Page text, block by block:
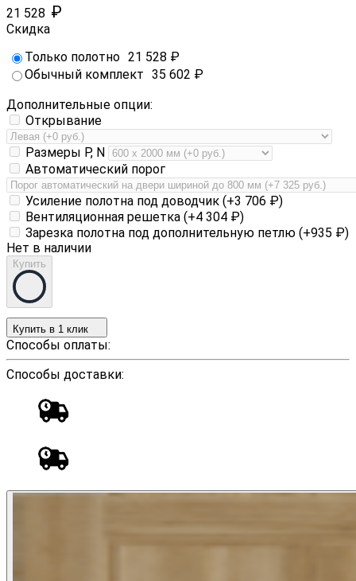
21 528 ₽
Скидка
Только полотно 21 528 ₽
Обычный комплект 35 602 ₽
Дополнительные опции:
Открывание
Размеры P, N
Автоматический порог
Усиление полотна под доводчик (+3 706 ₽)
Вентиляционная решетка (+4 304 ₽)
Зарезка полотна под дополнительную петлю (+935 ₽)
Нет в наличии
Купить
Купить в 1 клик
Способы оплаты:
Способы доставки: